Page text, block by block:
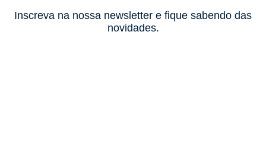
Inscreva na nossa newsletter e fique sabendo das
novidades.